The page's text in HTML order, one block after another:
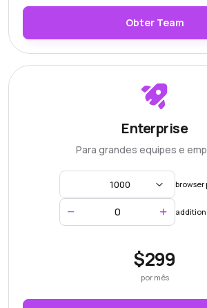
Obter Team
Enterprise
Para grandes equipes e
1000 browser
$299
por mês